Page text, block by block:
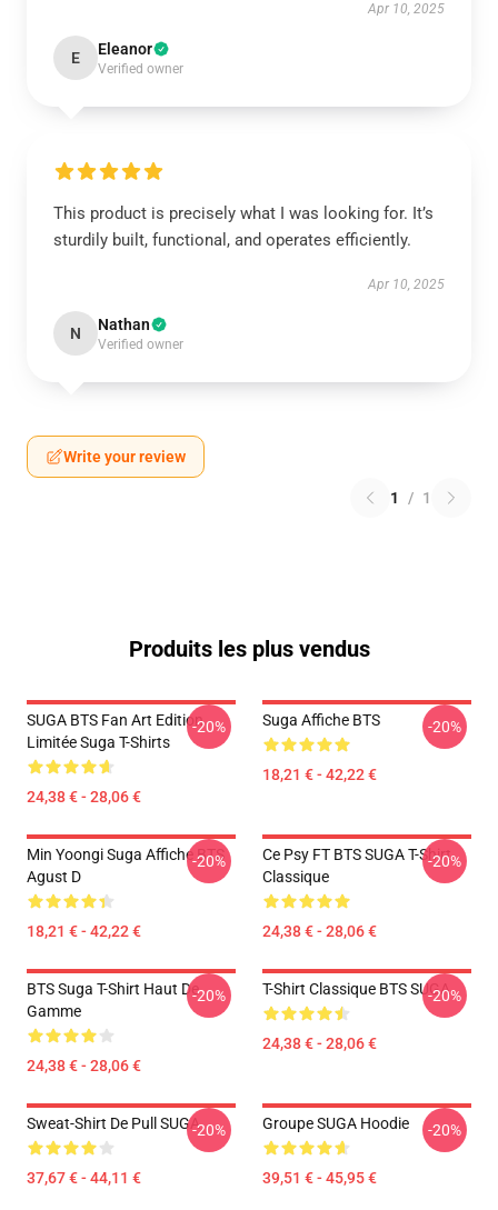
Apr 10, 2025
E Eleanor
Verified owner
This product is precisely what I was looking for. It’s
sturdily built, functional, and operates efficiently.
Apr 10, 2025
N Nathan
Verified owner
Write your review
1 / 1
Produits les plus vendus
SUGA BTS Fan Art Edition
Limitée Suga T-Shirts
24,38 € - 28,06 €
-20% Suga Affiche BTS
18,21 € - 42,22 €
-20%
Min Yoongi Suga Affiche BTS
Agust D
18,21 € - 42,22 €
-20%
Ce Psy FT BTS SUGA T-Shirt
Classique
24,38 € - 28,06 €
-20%
BTS Suga T-Shirt Haut De
Gamme
24,38 € - 28,06 €
-20% T-Shirt Classique BTS SUGA
24,38 € - 28,06 €
-20%
Sweat-Shirt De Pull SUGA
37,67 € - 44,11 €
-20% Groupe SUGA Hoodie
39,51 € - 45,95 €
-20%